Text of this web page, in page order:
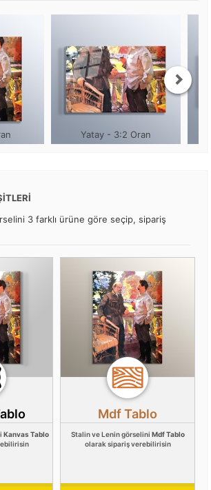
Yatay - 3:2 Oran
3 farklı ürüne göre seçip, sipariş
Kanvas Tablo
Mdf Tablo
Stalin ve Lenin görselini Mdf Tablo
olarak sipariş verebilirisin